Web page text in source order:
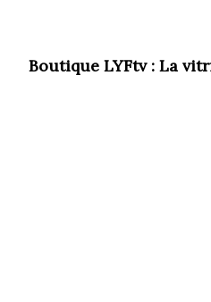
Boutique LYFtv : La